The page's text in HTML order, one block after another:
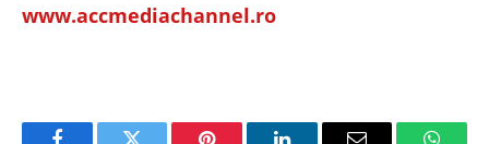
www.accmediachannel.ro